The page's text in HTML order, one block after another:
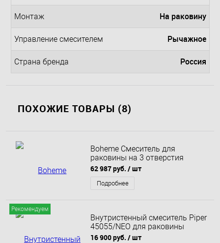
Монтаж На раковину
Управление смесителем Рычажное
Страна бренда Россия
ПОХОЖИЕ ТОВАРЫ (8)
Boheme Смеситель для
раковины на 3 отверстия
бронза 317-FL
62 987 руб. / шт
Подробнее
Рекомендуем
Внутристенный смеситель Piper
45055/NEO для раковины
черный матовый
16 900 руб. / шт